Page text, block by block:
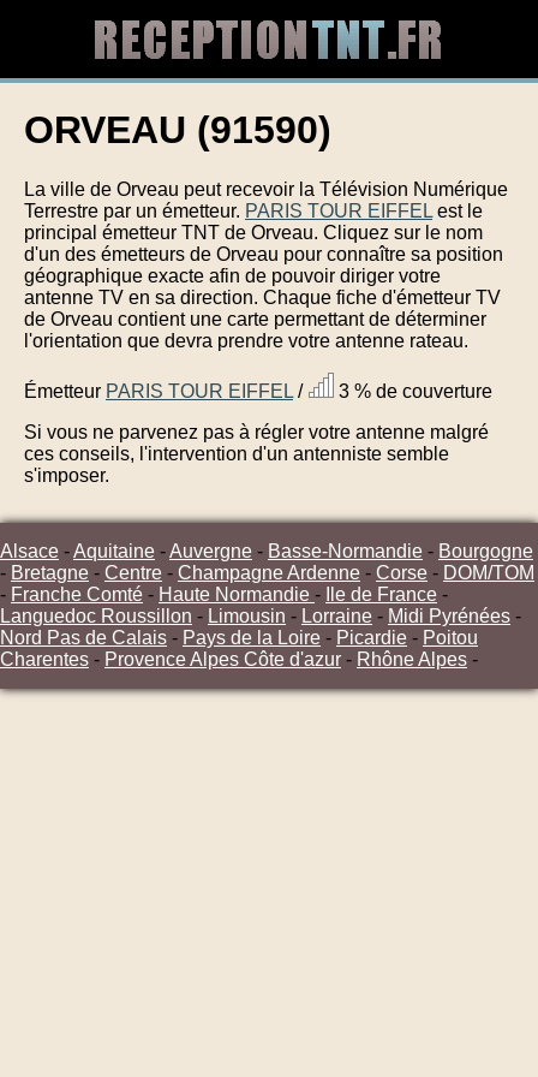
ORVEAU (91590)
La ville de Orveau peut recevoir la Télévision Numérique
Terrestre par un émetteur. PARIS TOUR EIFFEL est le
principal émetteur TNT de Orveau. Cliquez sur le nom
d'un des émetteurs de Orveau pour connaître sa position
géographique exacte afin de pouvoir diriger votre
antenne TV en sa direction. Chaque fiche d'émetteur TV
de Orveau contient une carte permettant de déterminer
l'orientation que devra prendre votre antenne rateau.
Émetteur PARIS TOUR EIFFEL /
3 % de couverture
Si vous ne parvenez pas à régler votre antenne malgré
ces conseils, l'intervention d'un antenniste semble
s'imposer.
Alsace -Aquitaine -Auvergne - Basse-Normandie - Bourgogne
- Bretagne - Centre - Champagne Ardenne - Corse - DOM/TOM
- Franche Comté - Haute Normandie - Ile de France -
Languedoc Roussillon - Limousin - Lorraine - Midi Pyrénées -
Nord Pas de Calais - Pays de la Loire - Picardie - Poitou
Charentes - Provence Alpes Côte d'azur - Rhône Alpes -